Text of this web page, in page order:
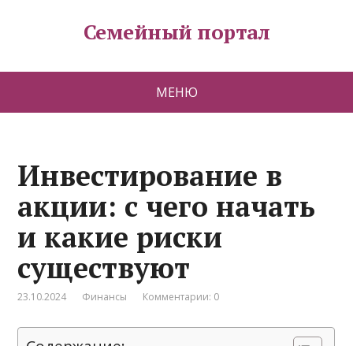
Семейный портал
МЕНЮ
Инвестирование в
акции: с чего начать
и какие риски
существуют
23.10.2024 Финансы Комментарии: 0